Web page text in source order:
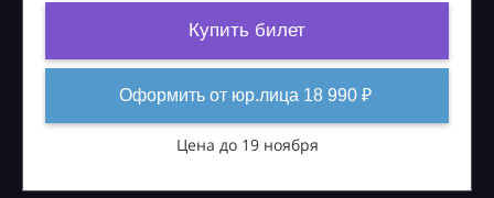
Купить билет
Оформить от юр.лица 18 990 ₽
Цена до 19 ноября